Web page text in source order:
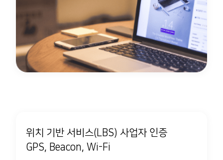
위치 기반 서비스(LBS) 사업자 인증
GPS, Beacon, Wi-Fi